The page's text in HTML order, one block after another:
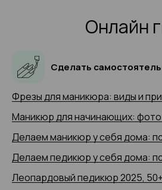
Онлайн
Сделать
Леопардовый педикюр 2025,